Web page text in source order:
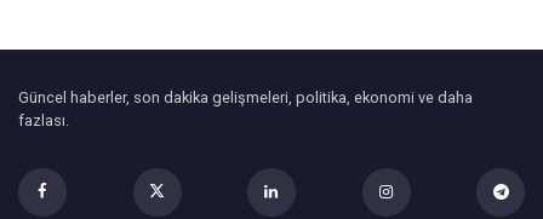
Güncel haberler, son dakika gelişmeleri, politika, ekonomi ve daha
fazlası.